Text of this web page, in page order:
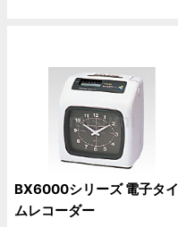
BX6000シリーズ 電子タイ
ムレコーダー